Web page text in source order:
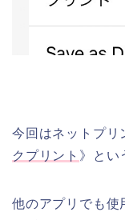
今回はネットプリ
クプリント 》とい
他のアプリでも使